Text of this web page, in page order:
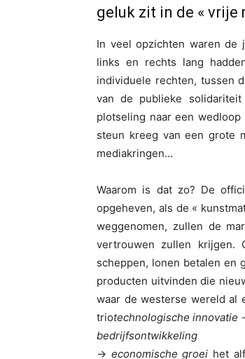
geluk zit in de « vrije
In veel opzichten waren de
links en rechts lang
individuele rechten, tussen
van de publieke
plotseling naar een
steun kreeg van een grote
mediakringen…
Waarom is dat zo? De
opgeheven, als de «
weggenomen, zullen de
vertrouwen zullen krijgen.
scheppen, lonen betalen en
producten uitvinden die
waar de westerse wereld al
triotechnologische innovatie
bedrijfsontwikkeling
→ economische groei het